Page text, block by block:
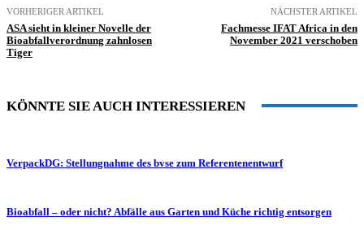
VORHERIGER ARTIKEL
ASA sieht in kleiner Novelle der
Bioabfallverordnung zahnlosen
Tiger
NÄCHSTER ARTIKEL
Fachmesse IFAT Africa in den
November 2021 verschoben
KÖNNTE SIE AUCH INTERESSIEREN
VerpackDG: Stellungnahme des bvse zum Referentenentwurf
Bioabfall – oder nicht? Abfälle aus Garten und Küche richtig entsorgen